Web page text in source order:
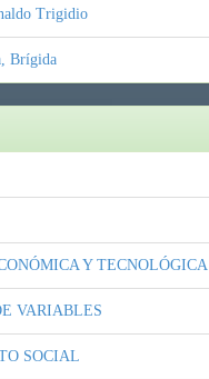
Trigidio
Brígida
Y TECNOLÓGICA
VARIABLES
SOCIAL